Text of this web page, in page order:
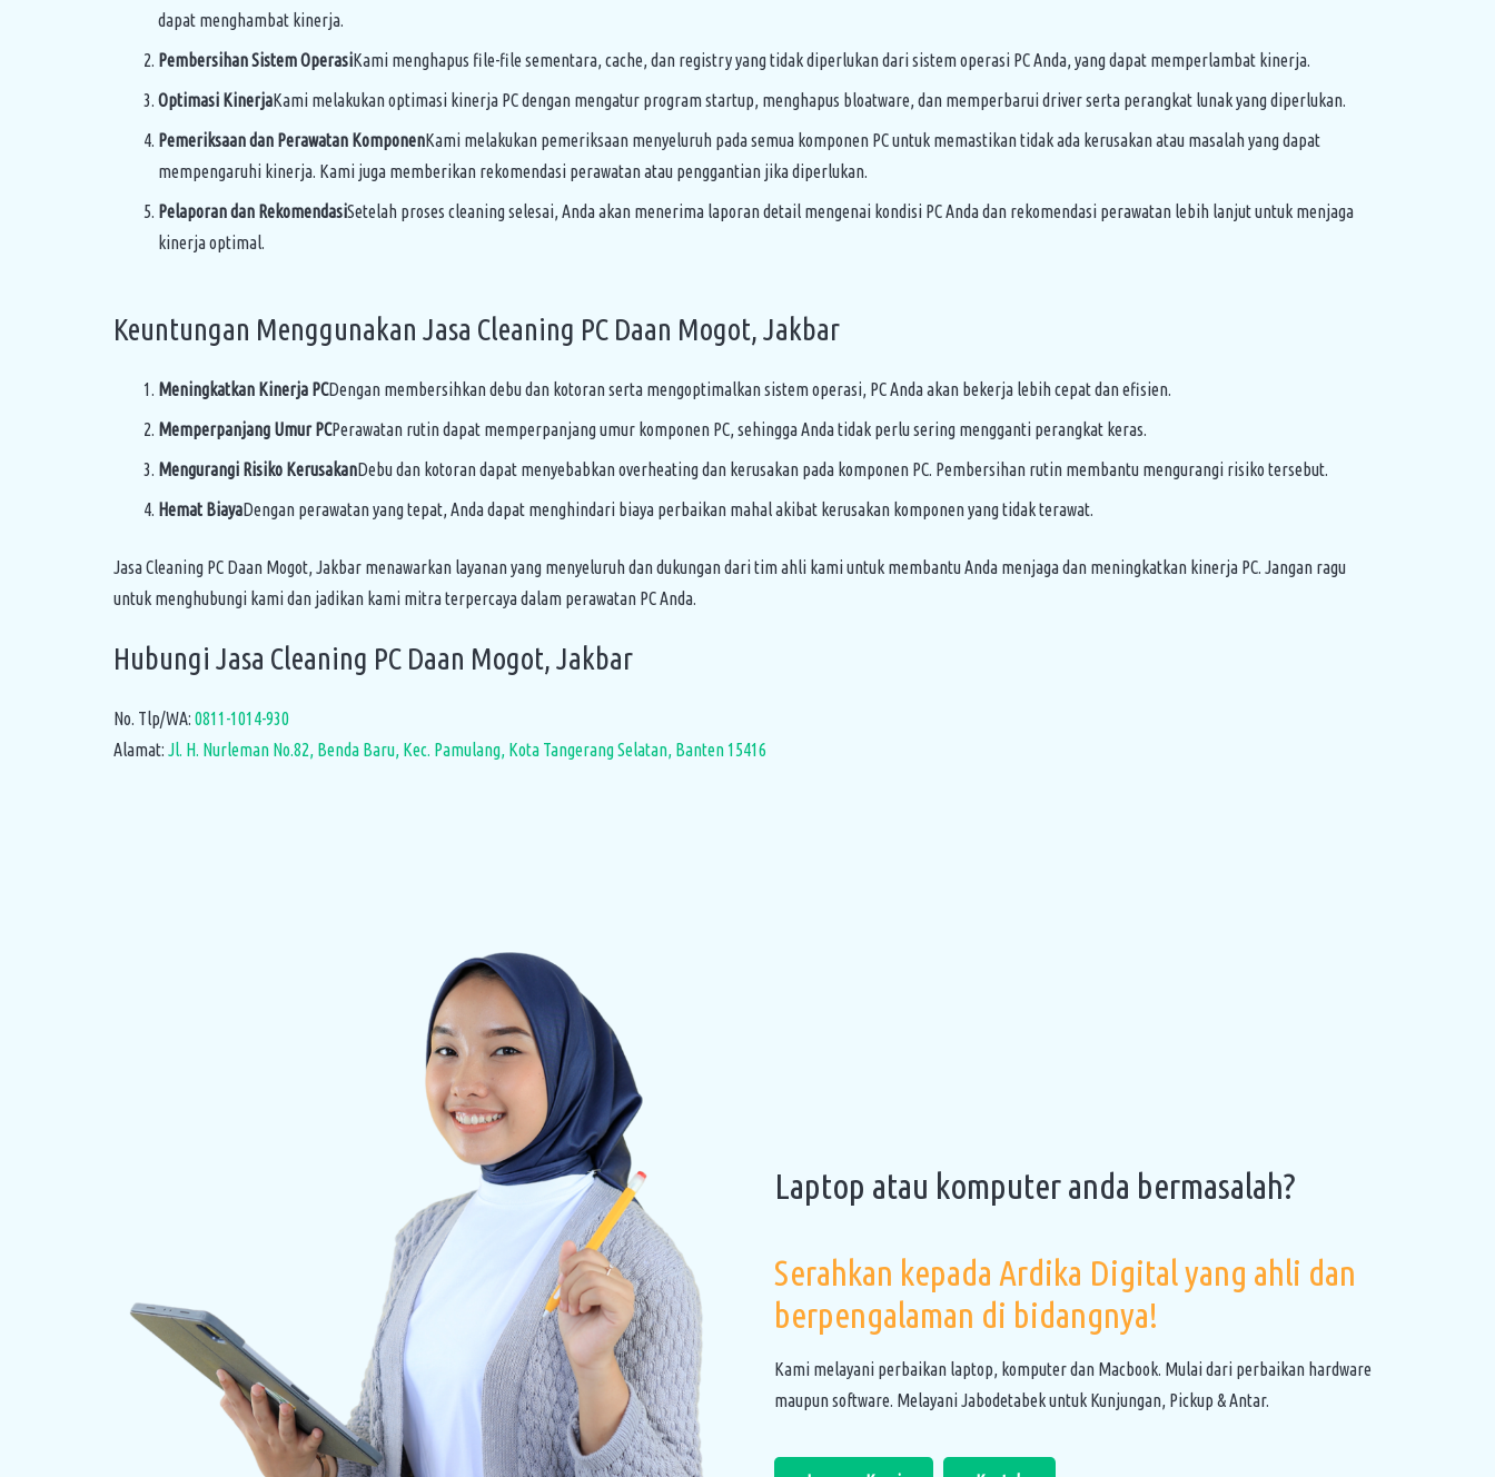
dapat menghambat kinerja.
Pembersihan Sistem OperasiKami menghapus file-file sementara, cache, dan registry yang tidak diperlukan dari sistem operasi PC Anda, yang dapat memperlambat kinerja.
Optimasi KinerjaKami melakukan optimasi kinerja PC dengan mengatur program startup, menghapus bloatware, dan memperbarui driver serta perangkat lunak yang diperlukan.
Pemeriksaan dan Perawatan KomponenKami melakukan pemeriksaan menyeluruh pada semua komponen PC untuk memastikan tidak ada kerusakan atau masalah yang dapat
mempengaruhi kinerja. Kami juga memberikan rekomendasi perawatan atau penggantian jika diperlukan.
Pelaporan dan RekomendasiSetelah proses cleaning selesai, Anda akan menerima laporan detail mengenai kondisi PC Anda dan rekomendasi perawatan lebih lanjut untuk menjaga
kinerja optimal.
Keuntungan Menggunakan Jasa Cleaning PC Daan Mogot, Jakbar
Meningkatkan Kinerja PCDengan membersihkan debu dan kotoran serta mengoptimalkan sistem operasi, PC Anda akan bekerja lebih cepat dan efisien.
Memperpanjang Umur PCPerawatan rutin dapat memperpanjang umur komponen PC, sehingga Anda tidak perlu sering mengganti perangkat keras.
Mengurangi Risiko KerusakanDebu dan kotoran dapat menyebabkan overheating dan kerusakan pada komponen PC. Pembersihan rutin membantu mengurangi risiko tersebut.
Hemat BiayaDengan perawatan yang tepat, Anda dapat menghindari biaya perbaikan mahal akibat kerusakan komponen yang tidak terawat.
Jasa Cleaning PC Daan Mogot, Jakbar menawarkan layanan yang menyeluruh dan dukungan dari tim ahli kami untuk membantu Anda menjaga dan meningkatkan kinerja PC. Jangan ragu
untuk menghubungi kami dan jadikan kami mitra terpercaya dalam perawatan PC Anda.
Hubungi Jasa Cleaning PC Daan Mogot, Jakbar
No. Tlp/WA: 0811-1014-930
Alamat: Jl. H. Nurleman No.82, Benda Baru, Kec. Pamulang, Kota Tangerang Selatan, Banten 15416
Laptop atau komputer anda bermasalah?
Serahkan kepada Ardika Digital yang ahli dan
berpengalaman di bidangnya!
Kami melayani perbaikan laptop, komputer dan Macbook. Mulai dari perbaikan hardware
maupun software. Melayani Jabodetabek untuk Kunjungan, Pickup & Antar.